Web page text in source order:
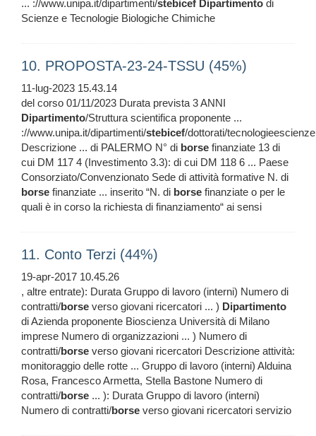
... ://www.unipa.it/dipartimenti/stebicef Dipartimento di
Scienze e Tecnologie Biologiche Chimiche
10. PROPOSTA-23-24-TSSU (45%)
11-lug-2023 15.43.14
del corso 01/11/2023 Durata prevista 3 ANNI
Dipartimento/Struttura scientifica proponente ...
://www.unipa.it/dipartimenti/stebicef/dottorati/
Descrizione ... di PALERMO N° di borse finanziate 13 di
cui DM 117 4 (Investimento 3.3): di cui DM 118 6 ... Paese
Consorziato/Convenzionato Sede di attività formative N. di
borse finanziate ... inserito “N. di borse finanziate o per le
quali è in corso la richiesta di finanziamento“ ai sensi
11. Conto Terzi (44%)
19-apr-2017 10.45.26
, altre entrate): Durata Gruppo di lavoro (interni) Numero di
contratti/borse verso giovani ricercatori ... ) Dipartimento
di Azienda proponente Bioscienza Università di Milano
imprese Numero di organizzazioni ... ) Numero di
contratti/borse verso giovani ricercatori Descrizione attività:
monitoraggio delle rotte ... Gruppo di lavoro (interni) Alduina
Rosa, Francesco Armetta, Stella Bastone Numero di
contratti/borse ... ): Durata Gruppo di lavoro (interni)
Numero di contratti/borse verso giovani ricercatori servizio